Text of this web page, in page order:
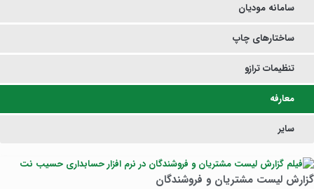
سامانه مودیان
ساختارهای چاپ
تنظیمات ترازو
معارفه
سایر
گزارش لیست مشتریان و فروشندگان